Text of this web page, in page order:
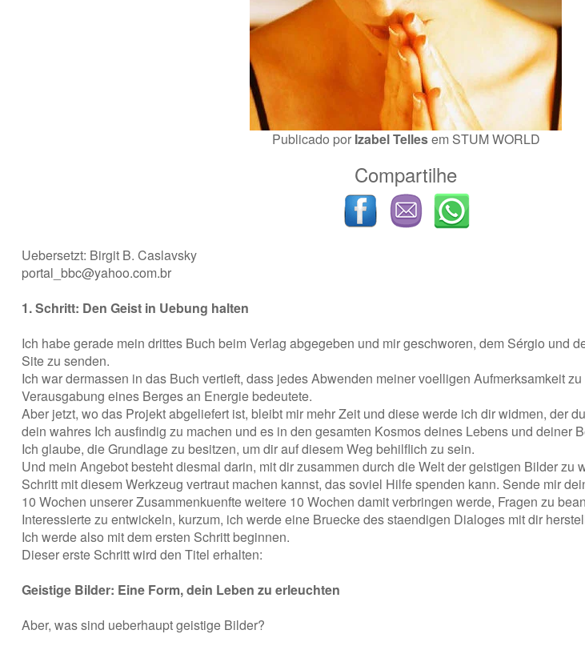
Publicado por Izabel Tellesem STUM WORLD
Compartilhe
Uebersetzt: Birgit B. Caslavsky
portal_bbc@yahoo.com.br
1. Schritt: Den Geist in Uebung halten
Ich habe gerade mein drittes Buch beim Verlag abgegeben und mir geschworen, dem Sérgio und
Site zu senden.
Ich war dermassen in das Buch vertieft, dass jedes Abwenden meiner voelligen Aufmerksamkeit
Verausgabung eines Berges an Energie bedeutete.
Aber jetzt, wo das Projekt abgeliefert ist, bleibt mir mehr Zeit und diese werde ich dir widmen, der
dein wahres Ich ausfindig zu machen und es in den gesamten Kosmos deines Lebens und deiner
Ich glaube, die Grundlage zu besitzen, um dir auf diesem Weg behilflich zu sein.
Und mein Angebot besteht diesmal darin, mit dir zusammen durch die Welt der geistigen Bilder zu
Schritt mit diesem Werkzeug vertraut machen kannst, das soviel Hilfe spenden kann. Sende mir
10 Wochen unserer Zusammenkuenfte weitere 10 Wochen damit verbringen werde, Fragen zu
Interessierte zu entwickeln, kurzum, ich werde eine Bruecke des staendigen Dialoges mit dir
Ich werde also mit dem ersten Schritt beginnen.
Dieser erste Schritt wird den Titel erhalten:
Geistige Bilder: Eine Form, dein Leben zu erleuchten
Aber, was sind ueberhaupt geistige Bilder?